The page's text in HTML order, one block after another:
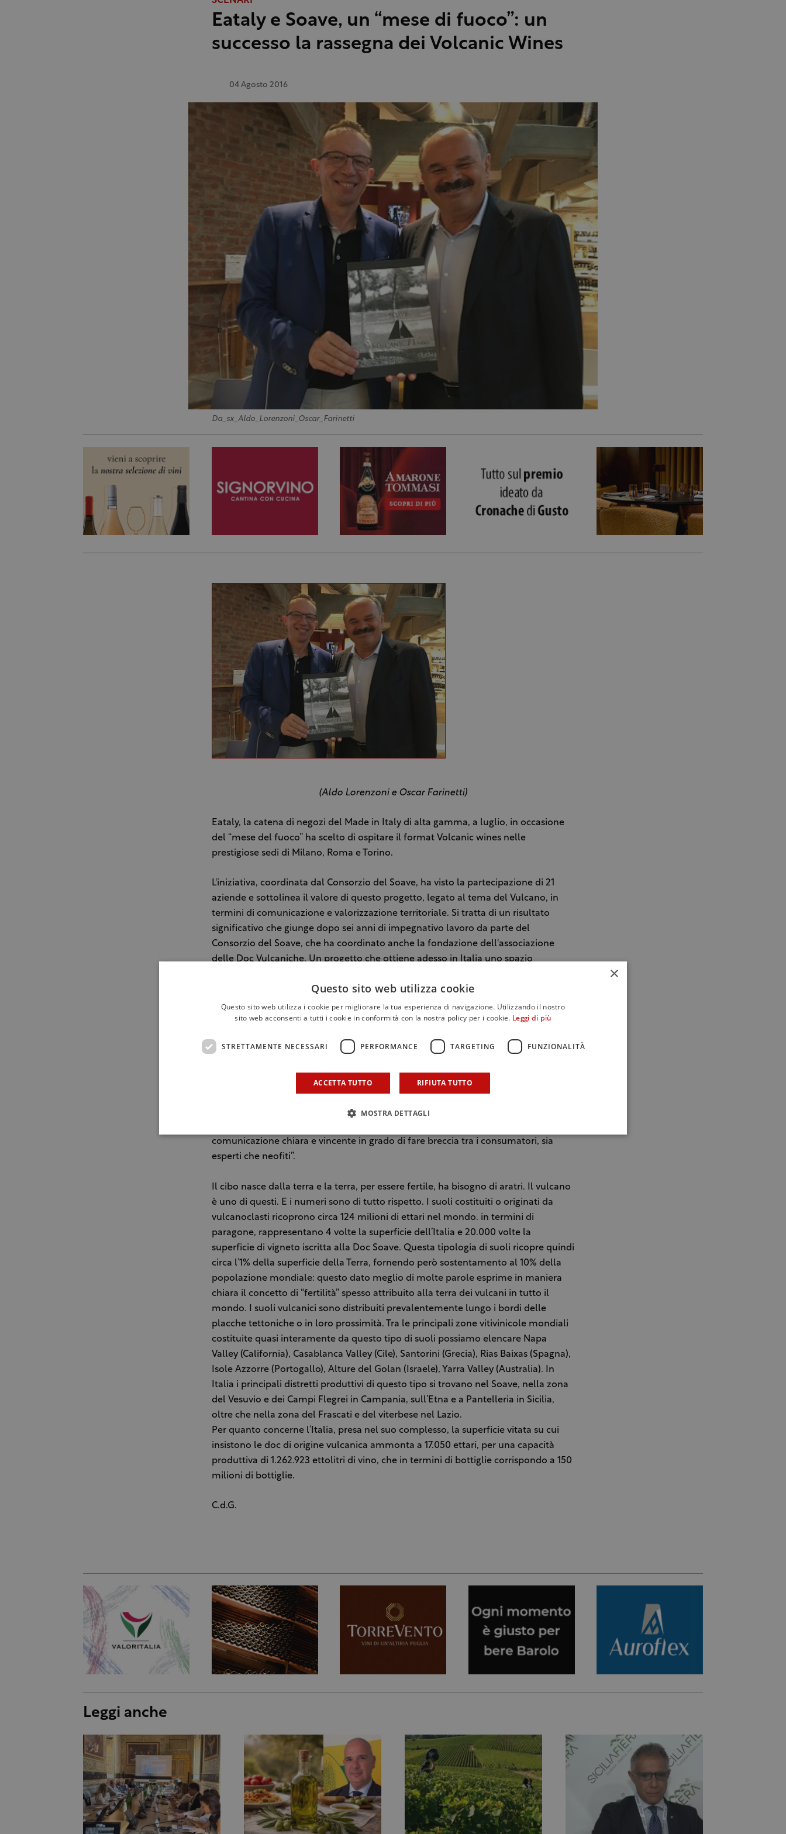
Eataly e Soave, un “mese di fuoco”: un
successo la rassegna dei Volcanic Wines
04 Agosto 2016
Da_sx_Aldo_Lorenzoni_Oscar_Farinetti
(Aldo Lorenzoni e Oscar Farinetti)
Eataly, la catena di negozi del Made in Italy di alta gamma, a luglio, in occasione
del “mese del fuoco” ha scelto di ospitare il format Volcanic wines nelle
prestigiose sedi di Milano, Roma e Torino.
L'iniziativa, coordinata dal Consorzio del Soave, ha visto la partecipazione di 21
aziende e sottolinea il valore di questo progetto, legato al tema del Vulcano, in
termini di comunicazione e valorizzazione territoriale. Si tratta di un risultato
significativo che giunge dopo sei anni di impegnativo lavoro da parte del
Consorzio del Soave, che ha coordinato anche la fondazione dell'associazione
delle Doc Vulcaniche. Un progetto che ottiene adesso in Italia uno spazio
Institute of Master of wine di Londra.
Per garantire una coerenza tematica per tutto il mese di luglio nelle sedi di Eataly
preparati alla brace o alla griglia, proposti poi in abbinamento a vini nati
“Il successo di iniziative come quella appena conclusa nelle sedi italiane più
rappresentative di Eataly – sottolinea Arturo Stocchetti, presidente del Consorzio
di tutela – dimostra come il Vulcano, oltre a rappresentare una vera e propria
comunicazione chiara e vincente in grado di fare breccia tra i consumatori, sia
esperti che neofiti”.
Il cibo nasce dalla terra e la terra, per essere fertile, ha bisogno di aratri. Il vulcano
è uno di questi. E i numeri sono di tutto rispetto. I suoli costituiti o originati da
vulcanoclasti ricoprono circa 124 milioni di ettari nel mondo. in termini di
paragone, rappresentano 4 volte la superficie dell’Italia e 20.000 volte la
superficie di vigneto iscritta alla Doc Soave. Questa tipologia di suoli ricopre quindi
circa l’1% della superficie della Terra, fornendo però sostentamento al 10% della
popolazione mondiale: questo dato meglio di molte parole esprime in maniera
chiara il concetto di “fertilità” spesso attribuito alla terra dei vulcani in tutto il
mondo. I suoli vulcanici sono distribuiti prevalentemente lungo i bordi delle
placche tettoniche o in loro prossimità. Tra le principali zone vitivinicole mondiali
costituite quasi interamente da questo tipo di suoli possiamo elencare Napa
Valley (California), Casablanca Valley (Cile), Santorini (Grecia), Rias Baixas (Spagna),
Isole Azzorre (Portogallo), Alture del Golan (Israele), Yarra Valley (Australia). In
Italia i principali distretti produttivi di questo tipo si trovano nel Soave, nella zona
del Vesuvio e dei Campi Flegrei in Campania, sull’Etna e a Pantelleria in Sicilia,
oltre che nella zona del Frascati e del viterbese nel Lazio.
Per quanto concerne l’Italia, presa nel suo complesso, la superficie vitata su cui
insistono le doc di origine vulcanica ammonta a 17.050 ettari, per una capacità
produttiva di 1.262.923 ettolitri di vino, che in termini di bottiglie corrispondo a 150
milioni di bottiglie.
C.d.G.
Leggi anche
×
Questo sito web utilizza cookie
Questo sito web utilizza i cookie per migliorare la tua esperienza di navigazione. Utilizzando il nostro
sito web acconsenti a tutti i cookie in conformità con la nostra policy per i cookie. Leggi di più
STRETTAMENTE NECESSARI PERFORMANCE TARGETING FUNZIONALITÀ
ACCETTA TUTTO RIFIUTA TUTTO
MOSTRA DETTAGLI